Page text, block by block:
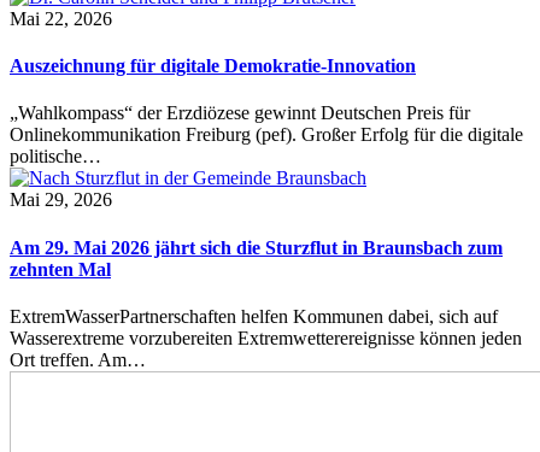
Mai 22, 2026
Auszeichnung für digitale Demokratie-Innovation
„Wahlkompass“ der Erzdiözese gewinnt Deutschen Preis für
Onlinekommunikation Freiburg (pef). Großer Erfolg für die digitale
politische…
Mai 29, 2026
Am 29. Mai 2026 jährt sich die Sturzflut in Braunsbach zum
zehnten Mal
ExtremWasserPartnerschaften helfen Kommunen dabei, sich auf
Wasserextreme vorzubereiten Extremwetterereignisse können jeden
Ort treffen. Am…